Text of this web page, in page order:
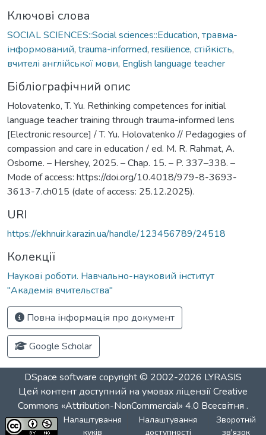
Ключові слова
SOCIAL SCIENCES::Social sciences::Education, травма-
інформований, trauma-informed, resilience, стійкість,
вчителі англійської мови, English language teacher
Бібліографічний опис
Holovatenko, T. Yu. Rethinking competences for initial
language teacher training through trauma-informed lens
[Electronic resource] / T. Yu. Holovatenko // Pedagogies of
compassion and care in education / ed. M. R. Rahmat, A.
Osborne. – Hershey, 2025. – Chap. 15. – P. 337–338. –
Mode of access: https://doi.org/10.4018/979-8-3693-
3613-7.ch015 (date of access: 25.12.2025).
URI
https://ekhnuir.karazin.ua/handle/123456789/24518
Колекції
Наукові роботи. Навчально-науковий інститут
"Академія вчительства"
Повна інформація про документ
Google Scholar
DSpace software copyright © 2002-2026 LYRASIS
Цей контент доступний на умовах ліцензіїCreative
Commons «Attribution-NonCommercial» 4.0 Всесвітня .
Налаштування
куків
Налаштування
доступності
Зворотній
зв'язок